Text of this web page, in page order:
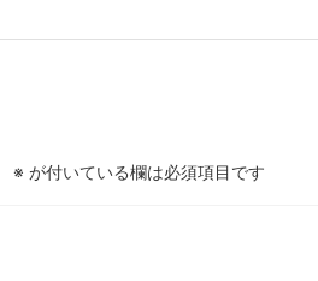
※ が付いている欄は必須項目です